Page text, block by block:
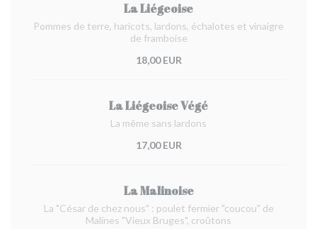
La Liégeoise
Pommes de terre, haricots, lardons, échalotes et vinaigre
de framboise
18,00 EUR
La Liégeoise Végé
La même sans lardons
17,00 EUR
La Malinoise
La "César de chez nous" : poulet fermier "coucou" de
Malines "Vieux Bruges", croûtons